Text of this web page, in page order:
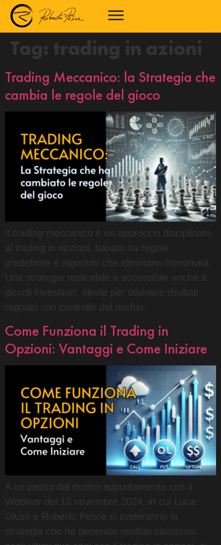
Tag: trading in azioni
Trading Meccanico: la Strategia che
cambia le regole del gioco
Il trading meccanico è un approccio disciplinato
al trading in opzioni, basato su regole
predefinite e algoritmi che eliminano l’emotività.
Una strategia replicabile e accessibile anche a
piccoli investitori, ideale per ottenere risultati
regolari con controllo del rischio.
Come Funziona il Trading in
Opzioni: Vantaggi e Come Iniziare
A un passo dal nostro appuntamento con il
Webinar del 13 novembre 2024, in cui Luca
Giusti e Roberto Pesce ci sveleranno la
strategia che ha generato risultati clamorosi